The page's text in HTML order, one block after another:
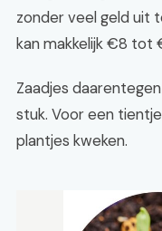
zonder veel geld uit
kan makkelijk €8 tot
Zaadjes
stuk. Voor een
plantjes kweken.